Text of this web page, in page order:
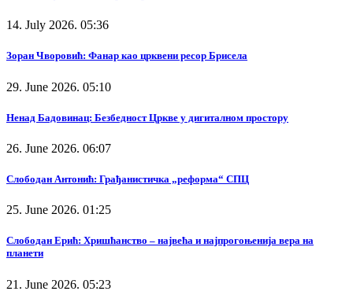
14. July 2026. 05:36
Зоран Чворовић: Фанар као црквени ресор Брисела
29. June 2026. 05:10
Ненад Бадовинац: Безбедност Цркве у дигиталном простору
26. June 2026. 06:07
Слободан Антонић: Грађанистичка „реформа“ СПЦ
25. June 2026. 01:25
Слободан Ерић: Хришћанство – највећа и најпрогоњенија вера на
планети
21. June 2026. 05:23